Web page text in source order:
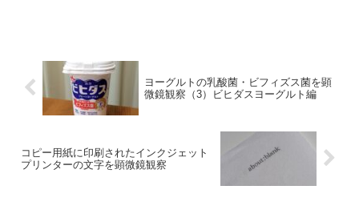
ヨーグルトの乳酸菌・ビフィズス菌を顕
微鏡観察（3）ビヒダスヨーグルト編
コピー用紙に印刷されたインクジェット
プリンターの文字を顕微鏡観察